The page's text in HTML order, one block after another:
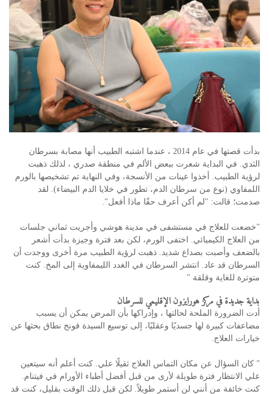
بدأت قصتها في عام 2014 ، عندما اشتبه الطبيب أنها مصابة بسرطان
الثدي. في البداية شعرت ببعض الألم في منطقة صدري ، لذلك ذهبت
لرؤية الطبيب. أخذوا عينات من الأنسجة، وفي النهاية تم تشخيصها بالورم
اللمفاوي (نوع من سرطان الدم، تطور في خلايا الدم البيضاء). لقد
صدمت؛ قالت: "لم أكن أعرف حقًا ماذا أفعل".
"خضعت للعلاج في مستشفى في مدينة هوشي وأجريت ثماني جلسات
من العلاج الكيميائي. اختفى الورم، لكن بعد فترة وجيزة بدأت أشعر
بالضعف وأصبت بصداع شديد. ذهبت لرؤية الطبيب مرة أخرى ووجدت أن
السرطان قد عاد. انتشر السرطان في الغدد الليمفاوية إلى المخ. كنت
متوترة للغاية وقلقة "
بداية جديدة في مركز هورايزون الإقليمي للسرطان
أدت الضرورة الملحة لحالتها ، وإدراكها بأن المرض يمكن أن يسبب
مضاعفات كبيرة لها جسديًا وعقليًا، إلى توسيع السيدة فونج نطاق بحثها عن
خيارات العلاج.
" كان السؤال عن مكان التماس العلاج ثقيلًا علي. كنت أعلم أنه سيتعين
علي الانتظار فترة طويلة لأرى من قبل أفضل أطباء الأورام في فيتنام.
كنت خائفة من أنني لن أستمر طويلاً. لكن قبل ذلك الوقت بقليل، كنت قد